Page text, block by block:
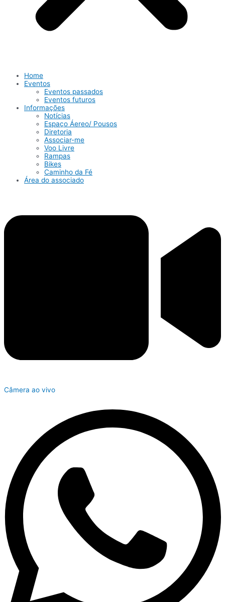
Home
Eventos
Eventos passados
Eventos futuros
Informações
Notícias
Espaço Áereo/ Pousos
Diretoria
Associar-me
Voo Livre
Rampas
Bikes
Caminho da Fé
Área do associado
Câmera ao vivo